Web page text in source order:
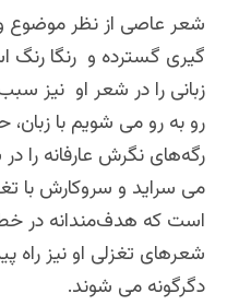
شعر عاصی از نظر موضوع
گیری گسترده و رنگا رنگ
زبانی را در شعر او نیز
رو به رو می شویم با
رگه‌های نگرش عارفانه را
می سراید و سروکارش با
است که هدف‌مندانه در خط
شعرهای تغزلی او نیز
دگرگونه می شوند.